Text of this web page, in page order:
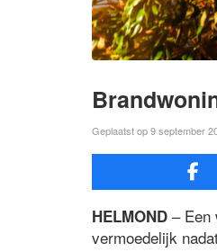
Geplaatst op 9 september
HELMOND – Een
vermoedelijk